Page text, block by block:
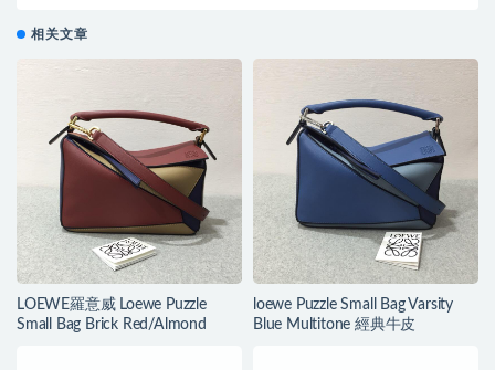
相关文章
LOEWE羅意威 Loewe Puzzle
Small Bag Brick Red/Almond
loewe Puzzle Small Bag Varsity
Blue Multitone 經典牛皮